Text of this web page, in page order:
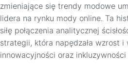
zmieniające się trendy modowe
lidera na rynku mody online. Ta
siłę połączenia analitycznej
strategii, która napędzała wzrost i
innowacyjności oraz